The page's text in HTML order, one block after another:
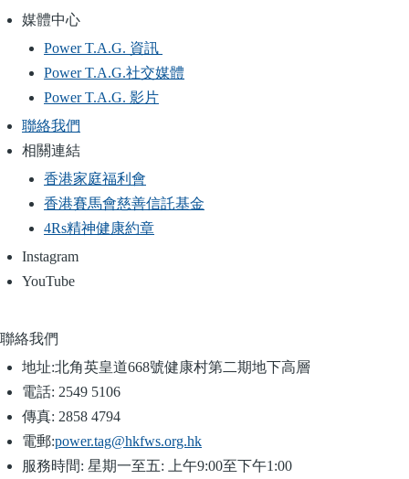
媒體中心
Power T.A.G. 資訊
Power T.A.G.社交媒體
Power T.A.G. 影片
聯絡我們
相關連結
香港家庭福利會
香港賽馬會慈善信託基金
4Rs精神健康約章
Instagram
YouTube
聯絡我們
地址:北角英皇道668號健康村第二期地下高層
電話: 2549 5106
傳真: 2858 4794
電郵:power.tag@hkfws.org.hk
服務時間: 星期一至五: 上午9:00至下午1:00